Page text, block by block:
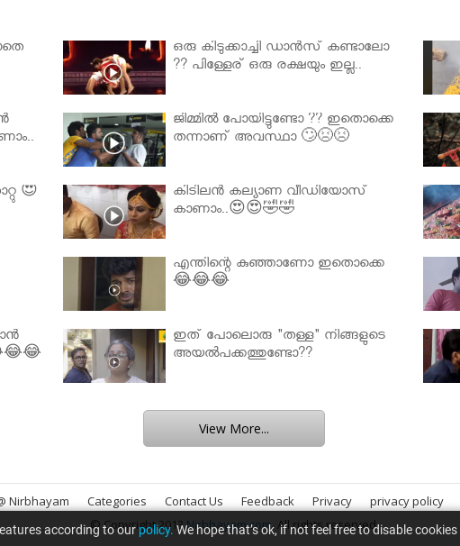
ഒരു കിടുക്കാച്ചി ഡാൻസ് കണ്ടാലോ
?? പിള്ളേര് ഒരു രക്ഷയും ഇല്ല..
ജിമ്മിൽ പോയിട്ടുണ്ടോ ?? ഇതൊക്കെ
തന്നാണ് അവസ്ഥാ 🙄😣😣
😍
കിടിലൻ കല്യാണ വീഡിയോസ്
കാണാം..😍😍🤣🤣
എന്തിന്റെ കുഞ്ഞാണോ ഇതൊക്കെ
😂😂😂
ഇത് പോലൊരു "തള്ള" നിങ്ങളുടെ
അയല്‍പക്കത്തുണ്ടോ??
View More...
Nirbhayam Categories Contact Us Feedback Privacy privacy policy
© Copyright 2013Nirbhayam.com. All rights reserved.
according to ourpolicy.We hope that’s ok, if not feel free to disable